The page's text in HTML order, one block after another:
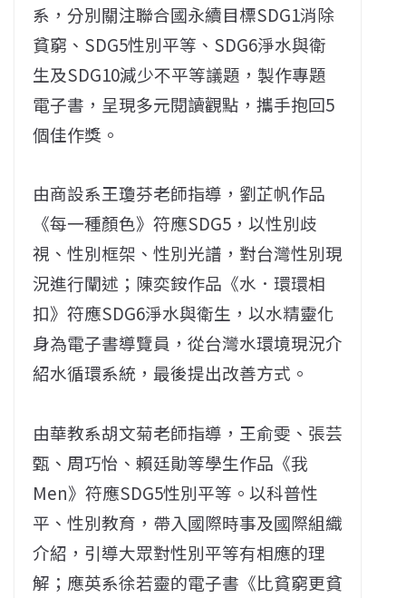
系，分別關注聯合國永續目標SDG1消除
貧窮、SDG5性別平等、SDG6淨水與衛
生及SDG10減少不平等議題，製作專題
電子書，呈現多元閱讀觀點，攜手抱回5
個佳作獎。
由商設系王瓊芬老師指導，劉芷帆作品
《每一種顏色》符應SDG5，以性別歧
視、性別框架、性別光譜，對台灣性別現
況進行闡述；陳奕銨作品《水．環環相
扣》符應SDG6淨水與衛生，以水精靈化
身為電子書導覽員，從台灣水環境現況介
紹水循環系統，最後提出改善方式。
由華教系胡文菊老師指導，王俞雯、張芸
甄、周巧怡、賴廷勛等學生作品《我
Men》符應SDG5性別平等。以科普性
平、性別教育，帶入國際時事及國際組織
介紹，引導大眾對性別平等有相應的理
解；應英系徐若靈的電子書《比貧窮更貧